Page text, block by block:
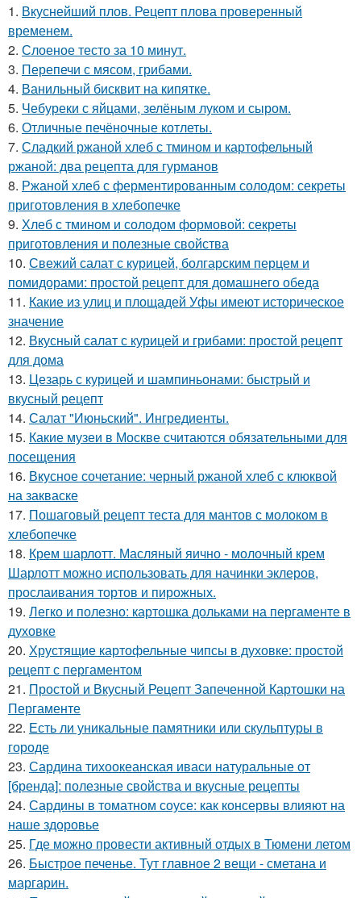
1. Вкуснейший плов. Рецепт плова проверенный
временем.
2. Слоеное тесто за 10 минут.
3. Перепечи с мясом, грибами.
4. Ванильный бисквит на кипятке.
5. Чебуреки с яйцами, зелёным луком и сыром.
6. Отличные печёночные котлеты.
7. Сладкий ржаной хлеб с тмином и картофельный
ржаной: два рецепта для гурманов
8. Ржаной хлеб с ферментированным солодом: секреты
приготовления в хлебопечке
9. Хлеб с тмином и солодом формовой: секреты
приготовления и полезные свойства
10. Свежий салат с курицей, болгарским перцем и
помидорами: простой рецепт для домашнего обеда
11. Какие из улиц и площадей Уфы имеют историческое
значение
12. Вкусный салат с курицей и грибами: простой рецепт
для дома
13. Цезарь с курицей и шампиньонами: быстрый и
вкусный рецепт
14. Салат "Июньский". Ингредиенты.
15. Какие музеи в Москве считаются обязательными для
посещения
16. Вкусное сочетание: черный ржаной хлеб с клюквой
на закваске
17. Пошаговый рецепт теста для мантов с молоком в
хлебопечке
18. Крем шарлотт. Масляный яично - молочный крем
Шарлотт можно использовать для начинки эклеров,
прослаивания тортов и пирожных.
19. Легко и полезно: картошка дольками на пергаменте в
духовке
20. Хрустящие картофельные чипсы в духовке: простой
рецепт с пергаментом
21. Простой и Вкусный Рецепт Запеченной Картошки на
Пергаменте
22. Есть ли уникальные памятники или скульптуры в
городе
23. Сардина тихоокеанская иваси натуральные от
[бренда]: полезные свойства и вкусные рецепты
24. Сардины в томатном соусе: как консервы влияют на
наше здоровье
25. Где можно провести активный отдых в Тюмени летом
26. Быстрое печенье. Тут главное 2 вещи - сметана и
маргарин.